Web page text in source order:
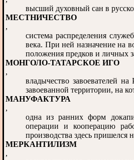
высший духовный сан в
МЕСТНИЧЕСТВО
,
система распределения
века. При ней назначение на
положения предков и личных
МОНГОЛО-ТАТАРСКОЕ ИГО
,
владычество завоевателей
завоеванной территории, на
МАНУФАКТУРА
,
одна из ранних форм
операции и кооперацию
производства здесь
МЕРКАНТИЛИЗМ
,